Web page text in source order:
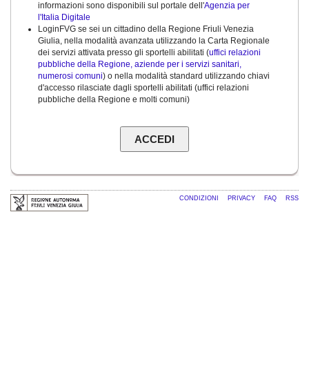
informazioni sono disponibili sul portale dell'Agenzia per
l'Italia Digitale
LoginFVG se sei un cittadino della Regione Friuli Venezia
Giulia, nella modalità avanzata utilizzando la Carta Regionale
dei servizi attivata presso gli sportelli abilitati (uffici relazioni
pubbliche della Regione, aziende per i servizi sanitari,
numerosi comuni) o nella modalità standard utilizzando chiavi
d'accesso rilasciate dagli sportelli abilitati (uffici relazioni
pubbliche della Regione e molti comuni)
CONDIZIONI PRIVACY FAQ RSS